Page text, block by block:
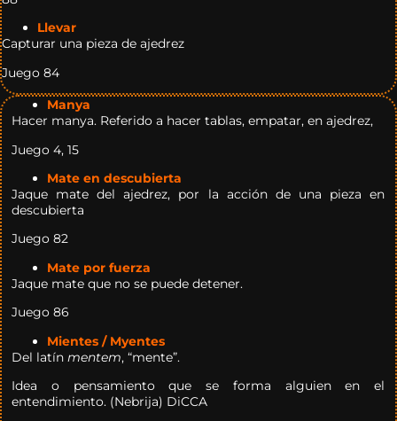
Llevar
Capturar una pieza de ajedrez
Juego 84
Manya
Hacer manya. Referido a hacer tablas, empatar, en ajedrez,
Juego 4, 15
Mate en descubierta
Jaque mate del ajedrez, por la acción de una pieza en
descubierta
Juego 82
Mate por fuerza
Jaque mate que no se puede detener.
Juego 86
Mientes / Myentes
Del latín mentem, “mente”.
Idea o pensamiento que se forma alguien en el
entendimiento. (Nebrija) DiCCA